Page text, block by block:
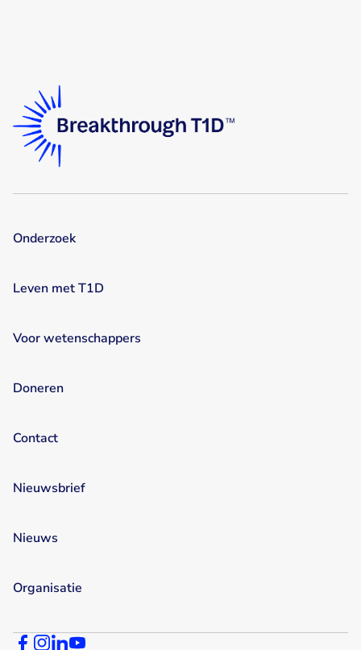
Onderzoek
Leven met T1D
Voor wetenschappers
Doneren
Contact
Nieuwsbrief
Nieuws
Organisatie